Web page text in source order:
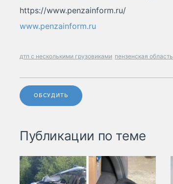
https://www.penzainform.ru/
www.penzainform.ru
дтп с несколькими грузовиками пензенская область
ОБСУДИТЬ
Публикации по теме